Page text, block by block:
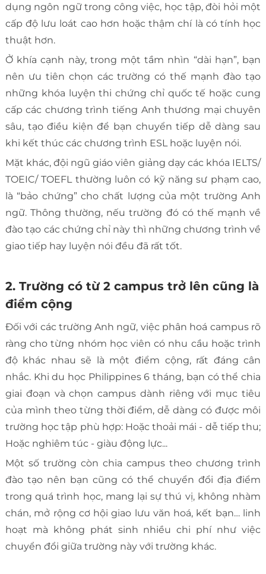
dụng ngôn ngữ trong công việc, học tập, đòi hỏi một
cấp độ lưu loát cao hơn hoặc thậm chí là có tính học
thuật hơn.
Ở khía cạnh này, trong một tầm nhìn “dài hạn”, bạn
nên ưu tiên chọn các trường có thế mạnh đào tạo
những khóa luyện thi chứng chỉ quốc tế hoặc cung
cấp các chương trình tiếng Anh thương mại chuyên
sâu, tạo điều kiện để bạn chuyển tiếp dễ dàng sau
khi kết thúc các chương trình ESL hoặc luyện nói.
Mặt khác, đội ngũ giáo viên giảng dạy các khóa IELTS/
TOEIC/ TOEFL thường luôn có kỹ năng sư phạm cao,
là “bảo chứng” cho chất lượng của một trường Anh
ngữ. Thông thường, nếu trường đó có thế mạnh về
đào tạo các chứng chỉ này thì những chương trình về
giao tiếp hay luyện nói đều đã rất tốt.
2. Trường có từ 2 campus trở lên cũng là
điểm cộng
Đối với các trường Anh ngữ, việc phân hoá campus rõ
ràng cho từng nhóm học viên có nhu cầu hoặc trình
độ khác nhau sẽ là một điểm cộng, rất đáng cân
nhắc. Khi du học Philippines 6 tháng, bạn có thể chia
giai đoạn và chọn campus dành riêng với mục tiêu
của mình theo từng thời điểm, dễ dàng có được môi
trường học tập phù hợp: Hoặc thoải mái - dễ tiếp thu;
Hoặc nghiêm túc - giàu động lực...
Một số trường còn chia campus theo chương trình
đào tạo nên bạn cũng có thể chuyển đổi địa điểm
trong quá trình học, mang lại sự thú vị, không nhàm
chán, mở rộng cơ hội giao lưu văn hoá, kết bạn… linh
hoạt mà không phát sinh nhiều chi phí như việc
chuyển đổi giữa trường này với trường khác.